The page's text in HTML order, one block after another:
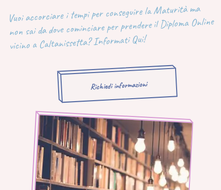
Vuoi accorciare i tempi per conseguire la Maturità ma
non sai da dove cominciare per prendere il Diploma Online
vicino a Caltanissetta? Informati Qui!
Richiedi informazioni